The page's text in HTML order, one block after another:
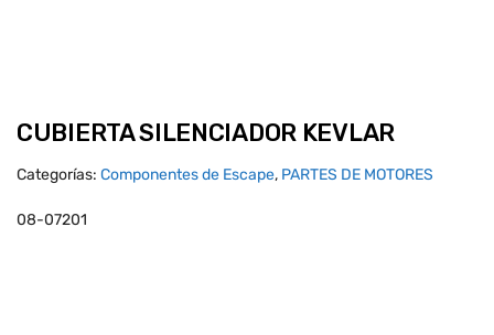
CUBIERTA SILENCIADOR KEVLAR
Categorías: Componentes de Escape, PARTES DE MOTORES
08-07201